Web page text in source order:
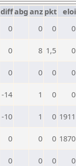
diffabg anz pkt eloi
0 0 0 0
0 8 1,5 0
0 0 0 0
-14 1 0 0
-10 1 0 1911
0 0 0 1870
0 0 0 0